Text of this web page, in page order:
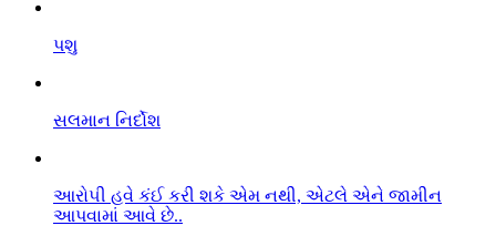
પશુ
સલમાન નિર્દોશ
આરો૫ી હવે કંઈ કરી શકે એમ નથી, એટલે એને જામીન
આપવામાં આવે છે..